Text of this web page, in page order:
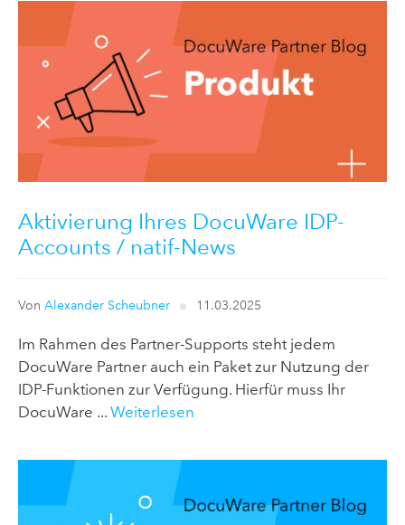
Aktivierung Ihres DocuWare IDP-
Accounts / natif-News
Von Alexander Scheubner 11.03.2025
Im Rahmen des Partner-Supports steht jedem
DocuWare Partner auch ein Paket zur Nutzung der
IDP-Funktionen zur Verfügung. Hierfür muss Ihr
DocuWare ... Weiterlesen